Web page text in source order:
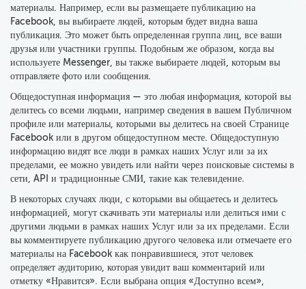
материалы. Например, если вы размещаете публикацию на
Facebook, вы выбираете людей, которым будет видна ваша
публикация. Это может быть определенная группа лиц, все ваши
друзья или участники группы. Подобным же образом, когда вы
используете Messenger, вы также выбираете людей, которым вы
отправляете фото или сообщения.
Общедоступная информация — это любая информация, которой вы
делитесь со всеми людьми, например сведения в вашем Публичном
профиле или материалы, которыми вы делитесь на своей Странице
Facebook или в другом общедоступном месте. Общедоступную
информацию видят все люди в рамках наших Услуг или за их
пределами, ее можно увидеть или найти через поисковые системы в
сети, API и традиционные СМИ, такие как телевидение.
В некоторых случаях люди, с которыми вы общаетесь и делитесь
информацией, могут скачивать эти материалы или делиться ими с
другими людьми в рамках наших Услуг или за их пределами. Если
вы комментируете публикацию другого человека или отмечаете его
материалы на Facebook как понравившиеся, этот человек
определяет аудиторию, которая увидит ваш комментарий или
отметку «Нравится». Если выбрана опция «Доступно всем»,